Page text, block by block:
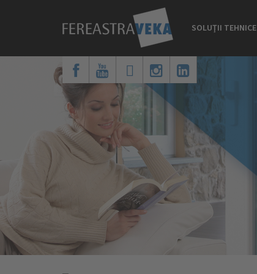
SOLUŢII TEHNICE